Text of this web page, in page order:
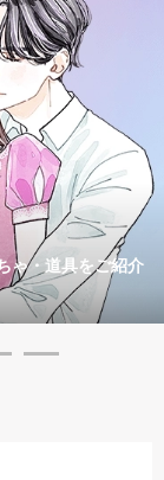
ゃ・道具をご紹介